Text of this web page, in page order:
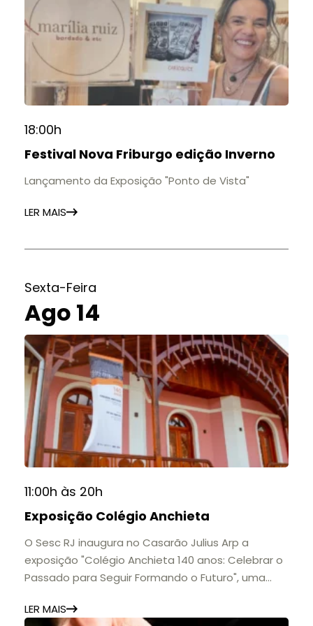
18:00h
Festival Nova Friburgo edição Inverno
Lançamento da Exposição "Ponto de Vista"
LER MAIS
Sexta-Feira
Ago 14
11:00h às 20h
Exposição Colégio Anchieta
O Sesc RJ inaugura no Casarão Julius Arp a
exposição "Colégio Anchieta 140 anos: Celebrar o
Passado para Seguir Formando o Futuro", uma
importantes instituições de ensino de Nova
LER MAIS